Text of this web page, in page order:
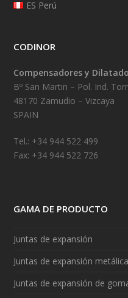
ES Perú
CODINOR
Compensadores y
Bº San Martin – Pol. Ind.
48170 Zamudio – Vizcaya
SPAIN
Tel.: +34 944 522 499
Fax: +34 944 522 726
GAMA DE PRODUCTO
Juntas de expansión
Juntas de expansión
Juntas de expansión de